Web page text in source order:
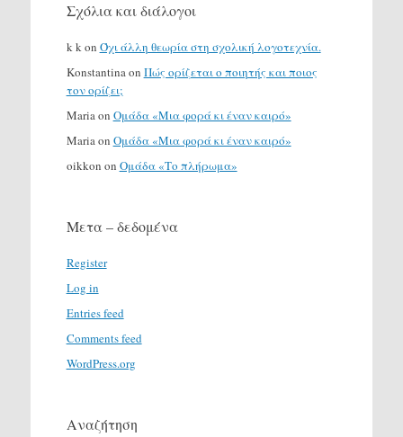
Σχόλια και διάλογοι
k kon Όχι άλλη θεωρία στη σχολική λογοτεχνία.
Konstantinaon Πώς ορίζεται ο ποιητής και ποιος
τον ορίζει;
Mariaon Ομάδα «Μια φορά κι έναν καιρό»
Mariaon Ομάδα «Μια φορά κι έναν καιρό»
oikkon on Ομάδα «Το πλήρωμα»
Μετα – δεδομένα
Register
Log in
Entries feed
Comments feed
WordPress.org
Αναζήτηση